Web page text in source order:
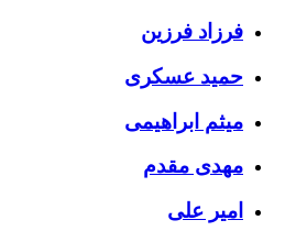
فرزاد فرزین
حمید عسکری
میثم ابراهیمی
مهدی مقدم
امیر علی